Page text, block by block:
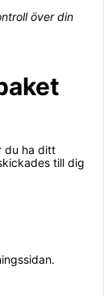
över din
du ha ditt
till dig